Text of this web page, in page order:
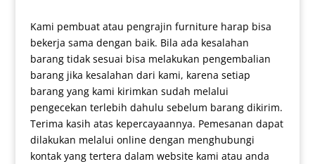
Kami pembuat atau pengrajin furniture harap bisa
bekerja sama dengan baik. Bila ada kesalahan
barang tidak sesuai bisa melakukan pengembalian
barang jika kesalahan dari kami, karena setiap
barang yang kami kirimkan sudah melalui
pengecekan terlebih dahulu sebelum barang dikirim.
Terima kasih atas kepercayaannya. Pemesanan dapat
dilakukan melalui online dengan menghubungi
kontak yang tertera dalam website kami atau anda